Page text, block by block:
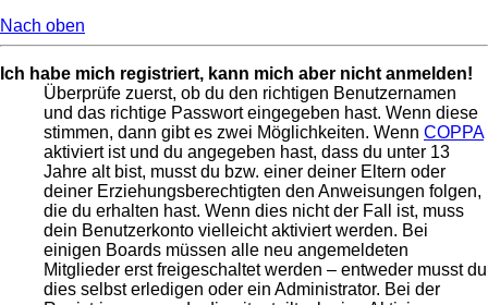
Nach oben
Ich habe mich registriert, kann mich aber nicht anmelden!
Überprüfe zuerst, ob du den richtigen Benutzernamen
und das richtige Passwort eingegeben hast. Wenn diese
stimmen, dann gibt es zwei Möglichkeiten. Wenn COPPA
aktiviert ist und du angegeben hast, dass du unter 13
Jahre alt bist, musst du bzw. einer deiner Eltern oder
deiner Erziehungsberechtigten den Anweisungen folgen,
die du erhalten hast. Wenn dies nicht der Fall ist, muss
dein Benutzerkonto vielleicht aktiviert werden. Bei
einigen Boards müssen alle neu angemeldeten
Mitglieder erst freigeschaltet werden – entweder musst du
dies selbst erledigen oder ein Administrator. Bei der